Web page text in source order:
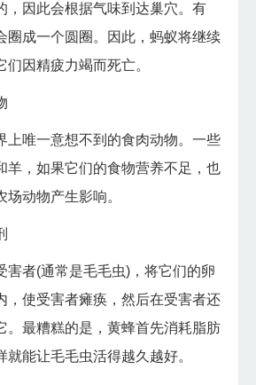
，因此会根据气味到达巢穴。有
圈成一个圆圈。因此，蚂蚁将继续
因精疲力竭而死亡。
上唯一意想不到的食肉动物。一些
羊，如果它们的食物营养不足，也
动物产生影响。
害者(通常是毛毛虫)，将它们的卵
，使受害者瘫痪，然后在受害者还
。最糟糕的是，黄蜂首先消耗脂肪
就能让毛毛虫活得越久越好。